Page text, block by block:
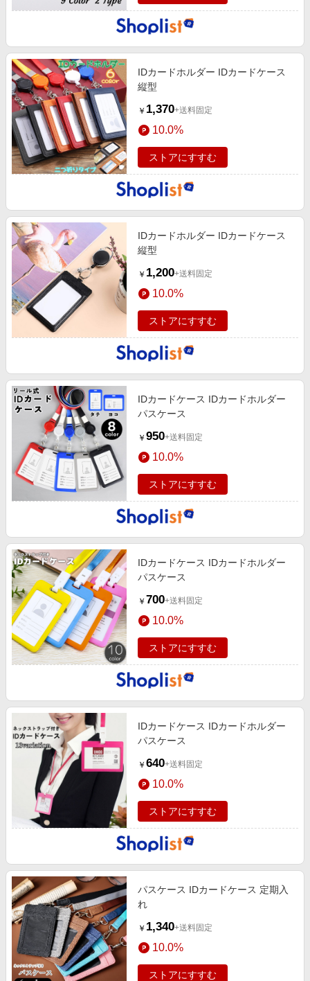
IDカードホルダー IDカードケース
縦型
￥ 1,370+送料固定
10.0%
ストアにすすむ
IDカードホルダー IDカードケース
縦型
￥ 1,200+送料固定
10.0%
ストアにすすむ
IDカードケース IDカードホルダー
パスケース
￥ 950+送料固定
10.0%
ストアにすすむ
IDカードケース IDカードホルダー
パスケース
￥ 700+送料固定
10.0%
ストアにすすむ
IDカードケース IDカードホルダー
パスケース
￥ 640+送料固定
10.0%
ストアにすすむ
パスケース IDカードケース 定期入
れ
￥ 1,340+送料固定
10.0%
ストアにすすむ